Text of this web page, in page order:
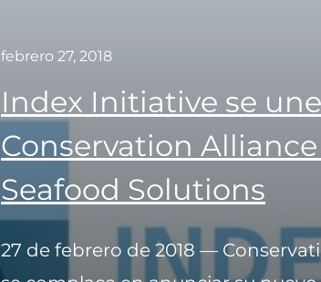
febrero 27, 2018
Index Initiative se
Conservation
Seafood Solutions
27 de febrero de 2018 —